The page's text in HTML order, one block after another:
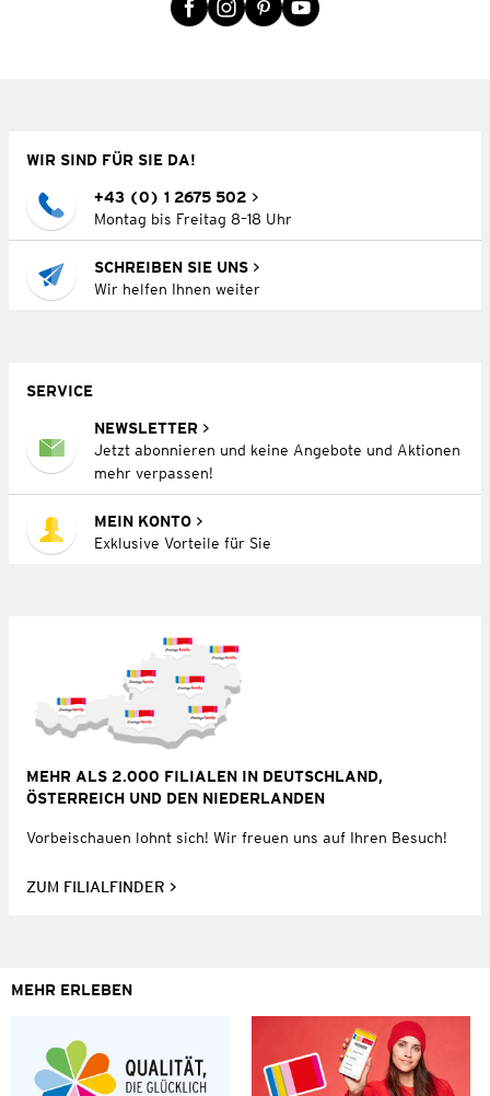
WIR SIND FÜR SIE DA!
+43 (0) 1 2675 502
Montag bis Freitag 8–18 Uhr
SCHREIBEN SIE UNS
Wir helfen Ihnen weiter
SERVICE
NEWSLETTER
Jetzt abonnieren und keine Angebote und Aktionen
mehr verpassen!
MEIN KONTO
Exklusive Vorteile für Sie
MEHR ALS 2.000 FILIALEN IN DEUTSCHLAND,
ÖSTERREICH UND DEN NIEDERLANDEN
Vorbeischauen lohnt sich! Wir freuen uns auf Ihren Besuch!
ZUM FILIALFINDER
MEHR ERLEBEN